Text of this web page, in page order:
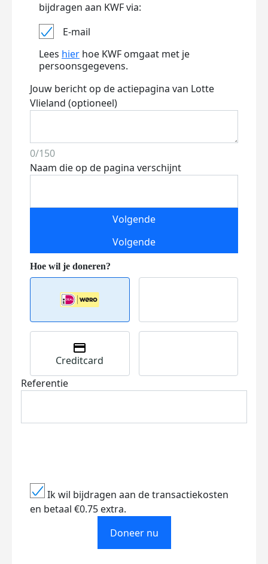
bijdragen aan KWF via:
E-mail
Lees hier hoe KWF omgaat met je
persoonsgegevens.
Jouw bericht op de actiepagina van Lotte
Vlieland (optioneel)
0/150
Naam die op de pagina verschijnt
Volgende
Volgende
Creditcard
Referentie
Ik wil bijdragen aan de transactiekosten
en betaal €0.75 extra.
Doneer nu